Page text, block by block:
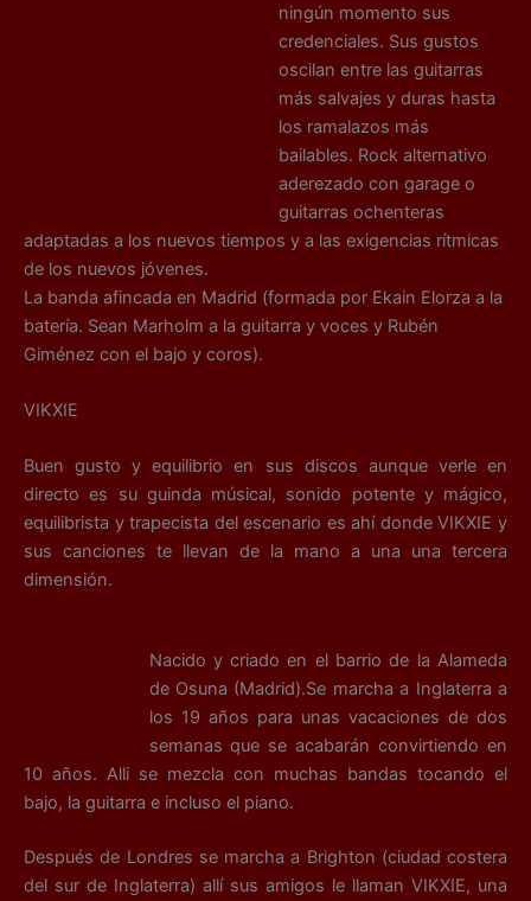
ningún momento sus
credenciales. Sus gustos
oscilan entre las guitarras
más salvajes y duras hasta
los ramalazos más
bailables. Rock alternativo
aderezado con garage o
guitarras ochenteras
adaptadas a los nuevos tiempos y a las exigencias rítmicas
de los nuevos jóvenes.
La banda afincada en Madrid (formada por Ekain Elorza a la
batería. Sean Marholm a la guitarra y voces y Rubén
Giménez con el bajo y coros).
VIKXIE
Buen gusto y equilibrio en sus discos aunque verle en
directo es su guinda músical, sonido potente y mágico,
equilibrista y trapecista del escenario es ahí donde VIKXIE y
sus canciones te llevan de la mano a una una tercera
dimensión.
Nacido y criado en el barrio de la Alameda
de Osuna (Madrid).Se marcha a Inglaterra a
los 19 años para unas vacaciones de dos
semanas que se acabarán convirtiendo en
10 años. Alli se mezcla con muchas bandas tocando el
bajo, la guitarra e incluso el piano.
Después de Londres se marcha a Brighton (ciudad costera
del sur de Inglaterra) allí sus amigos le llaman VIKXIE, una